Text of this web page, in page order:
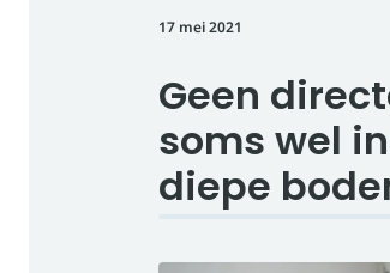
17 mei 2021
Geen
soms wel
diepe